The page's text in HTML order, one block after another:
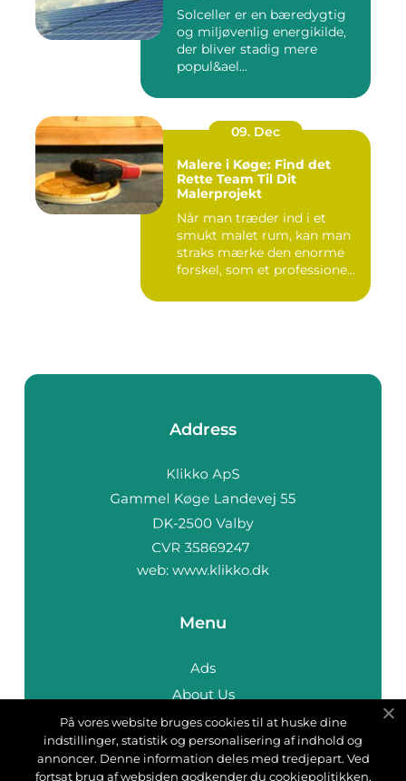
Solceller er en bæredygtig
og miljøvenlig energikilde,
der bliver stadig mere
popul&ael...
09. Dec
Malere i Køge: Find det
Rette Team Til Dit
Malerprojekt
Når man træder ind i et
smukt malet rum, kan man
straks mærke den enorme
forskel, som et professione...
Address
web: www.klikko.dk
Menu
Ads
About Us
Cookies
Contact
Sitemap
På vores website bruges cookies til at huske dine
indstillinger, statistik og personalisering af indhold og
annoncer. Denne information deles med tredjepart. Ved
fortsat brug af websiden godkender du cookiepolitikken.